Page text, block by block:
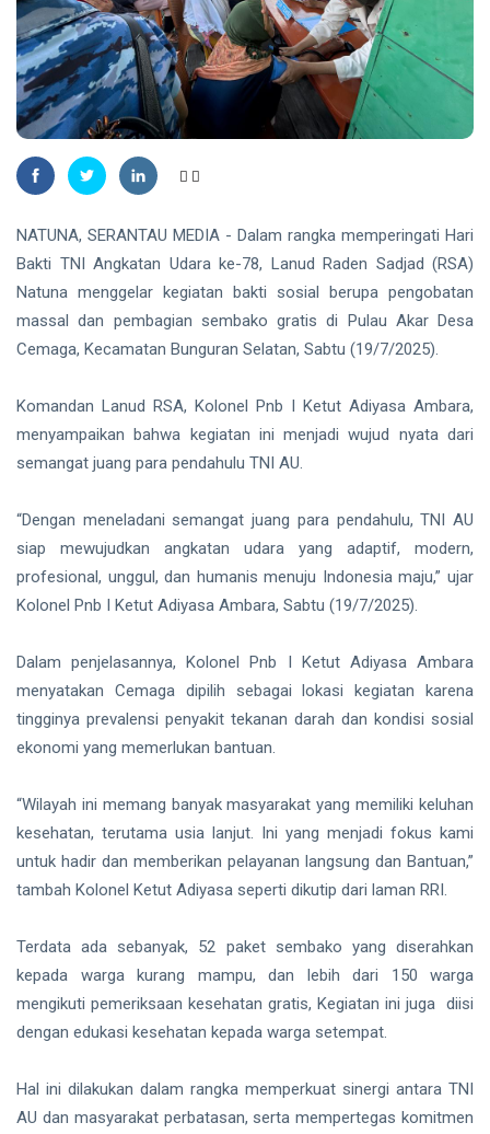
Pekanbaru,
Selidiki
Dugaan
Penganiayaan
INDRAGIRI
HULU
Bupati
Inhu Minta
ASN
Tingkatkan
Kinerja dan
Pelayanan
06
Aug,
21
views
RIAU
Manggala
Masih
Padamkan
Karhutla
Seluas 45
Hektare di
Aug,
2026
views
Disabilitas
Fasilkom
Unilak
Tembus
Pilmapres
Nasional
2026
06
Aug,
2026
31
Siak Sri Indrapura
Pekanbaru
Pilkada 2024
KPK
NATUNA, SERANTAU MEDIA - Dalam rangka memperingati Hari
Bakti TNI Angkatan Udara ke-78, Lanud Raden Sadjad (RSA)
Natuna menggelar kegiatan bakti sosial berupa pengobatan
massal dan pembagian sembako gratis di Pulau Akar Desa
Cemaga, Kecamatan Bunguran Selatan, Sabtu (19/7/2025).
Komandan Lanud RSA, Kolonel Pnb I Ketut Adiyasa Ambara,
menyampaikan bahwa kegiatan ini menjadi wujud nyata dari
semangat juang para pendahulu TNI AU.
“Dengan meneladani semangat juang para pendahulu, TNI AU
siap mewujudkan angkatan udara yang adaptif, modern,
profesional, unggul, dan humanis menuju Indonesia maju,” ujar
Kolonel Pnb I Ketut Adiyasa Ambara, Sabtu (19/7/2025).
Dalam penjelasannya, Kolonel Pnb I Ketut Adiyasa Ambara
menyatakan Cemaga dipilih sebagai lokasi kegiatan karena
tingginya prevalensi penyakit tekanan darah dan kondisi sosial
ekonomi yang memerlukan bantuan.
“Wilayah ini memang banyak masyarakat yang memiliki keluhan
kesehatan, terutama usia lanjut. Ini yang menjadi fokus kami
untuk hadir dan memberikan pelayanan langsung dan Bantuan,”
tambah Kolonel Ketut Adiyasa seperti dikutip dari laman RRI.
Terdata ada sebanyak, 52 paket sembako yang diserahkan
kepada warga kurang mampu, dan lebih dari 150 warga
mengikuti pemeriksaan kesehatan gratis, Kegiatan ini juga diisi
dengan edukasi kesehatan kepada warga setempat.
Hal ini dilakukan dalam rangka memperkuat sinergi antara TNI
AU dan masyarakat perbatasan, serta mempertegas komitmen